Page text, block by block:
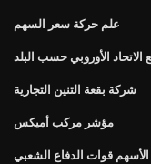
علم حركة سعر السهم
الاتحاد الأوروبي حسب البلد
شركة بقعة التنين التجارية
مؤشر مركب أميكس
الأسهم قوات الدفاع الشعبي